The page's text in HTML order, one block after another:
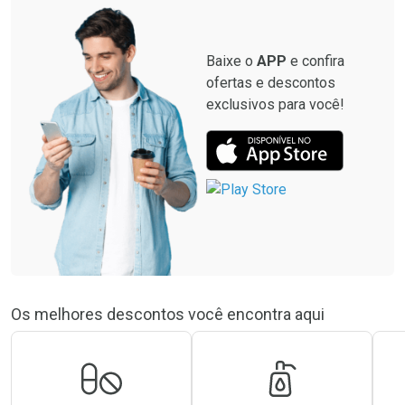
Baixe o APP e confira
ofertas e descontos
exclusivos para você!
Os melhores descontos você encontra aqui